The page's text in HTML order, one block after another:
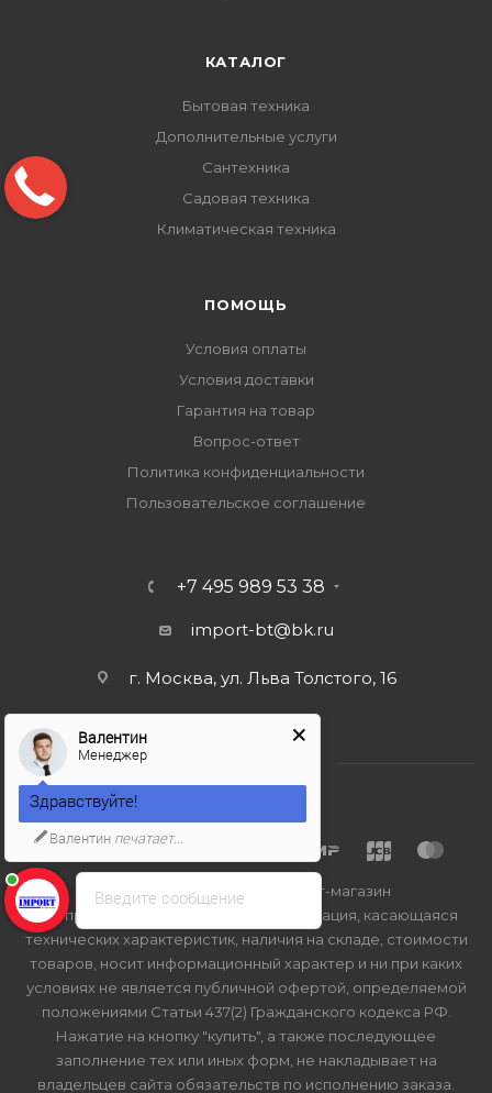
КАТАЛОГ
Бытовая техника
Дополнительные услуги
Сантехника
Садовая техника
Климатическая техника
ПОМОЩЬ
Условия оплаты
Условия доставки
Гарантия на товар
Вопрос-ответ
Политика конфиденциальности
Пользовательское соглашение
+7 495 989 53 38
import-bt@bk.ru
г. Москва, ул. Льва Толстого, 16
2026 © Import-bt.ru - интернет-магазин
Вся представленная на сайте информация, касающаяся
технических характеристик, наличия на складе, стоимости
товаров, носит информационный характер и ни при каких
условиях не является публичной офертой, определяемой
положениями Статьи 437(2) Гражданского кодекса РФ.
Нажатие на кнопку "купить", а также последующее
заполнение тех или иных форм, не накладывает на
владельцев сайта обязательств по исполнению заказа.
Введите сообщение
Валентин
Менеджер
Здравствуйте!
Валентин печатает...